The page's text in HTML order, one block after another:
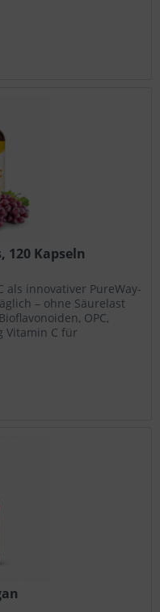
120 Kapseln
als innovativer PureWay-
– ohne Säurelast
OPC,
Vitamin C für